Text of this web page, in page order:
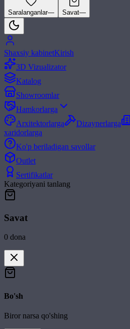
Saralanganlar— Savat—
Shaxsiy kabinetKirish
3D Vizualizator
Katalog
Showroomlar
Hamkorlarga
Arxitektorlarga
Dizaynerlarga
xaridorlarga
Ko'p beriladigan savollar
Outlet
Sertifikatlar
Kategoriyani tanlang
Savat
0 dona
Bo'sh
Biror narsa qo'shing